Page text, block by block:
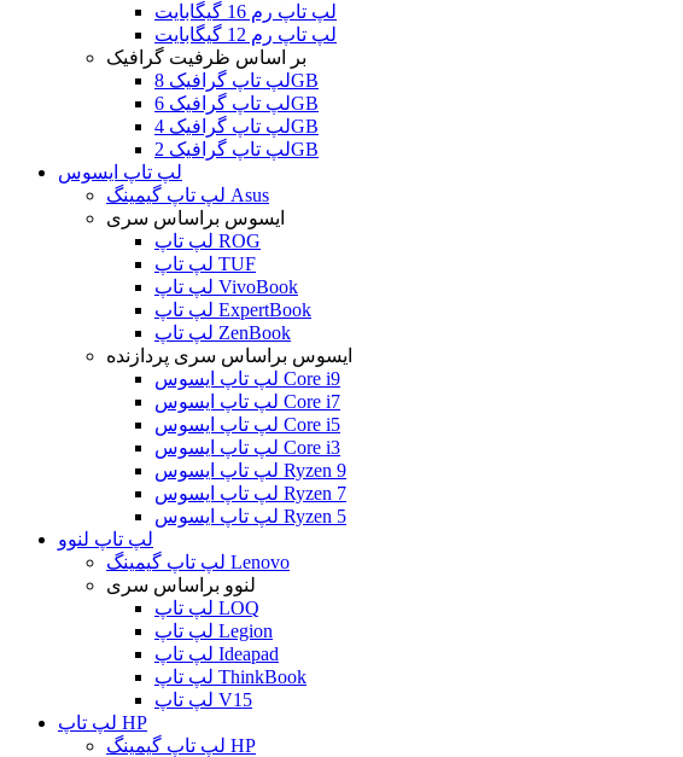
لپ تاپ رم 16 گیگابایت
لپ تاپ رم 12 گیگابایت
بر اساس ظرفیت گرافیک
لپ تاپ گرافیک 8GB
لپ تاپ گرافیک 6GB
لپ تاپ گرافیک 4GB
لپ تاپ گرافیک 2GB
لپ تاپ ایسوس
لپ تاپ گیمینگ Asus
ایسوس براساس سری
لپ تاپ ROG
لپ تاپ TUF
لپ تاپ VivoBook
لپ تاپ ExpertBook
لپ تاپ ZenBook
ایسوس براساس سری پردازنده
لپ تاپ ایسوس Core i9
لپ تاپ ایسوس Core i7
لپ تاپ ایسوس Core i5
لپ تاپ ایسوس Core i3
لپ تاپ ایسوس Ryzen 9
لپ تاپ ایسوس Ryzen 7
لپ تاپ ایسوس Ryzen 5
لپ تاپ لنوو
لپ تاپ گیمینگ Lenovo
لنوو براساس سری
لپ تاپ LOQ
لپ تاپ Legion
لپ تاپ Ideapad
لپ تاپ ThinkBook
لپ تاپ V15
لپ تاپ HP
لپ تاپ گیمینگ HP